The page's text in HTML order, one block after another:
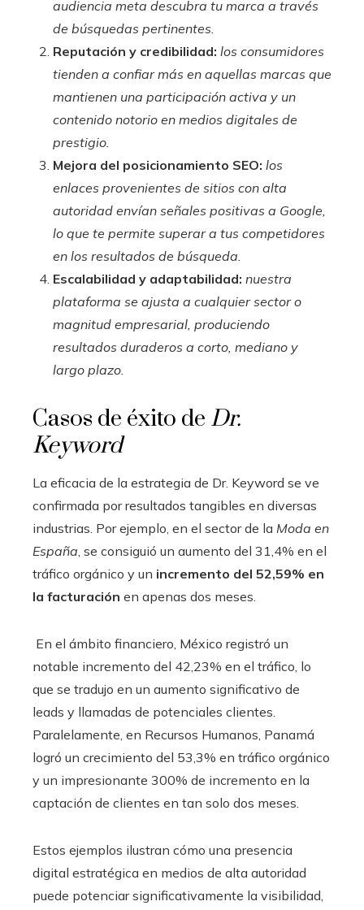
audiencia meta descubra tu marca a través
de búsquedas pertinentes.
Reputación y credibilidad: los consumidores
tienden a confiar más en aquellas marcas que
mantienen una participación activa y un
contenido notorio en medios digitales de
prestigio.
Mejora del posicionamiento SEO: los
enlaces provenientes de sitios con alta
autoridad envían señales positivas a Google,
lo que te permite superar a tus competidores
en los resultados de búsqueda.
Escalabilidad y adaptabilidad: nuestra
plataforma se ajusta a cualquier sector o
magnitud empresarial, produciendo
resultados duraderos a corto, mediano y
largo plazo.
Casos de éxito de Dr.
Keyword
La eficacia de la estrategia de Dr. Keyword se ve
confirmada por resultados tangibles en diversas
industrias. Por ejemplo, en el sector de la Moda en
España , se consiguió un aumento del 31,4% en el
tráfico orgánico y un incremento del 52,59% en
la facturación en apenas dos meses.
En el ámbito financiero, México registró un
notable incremento del 42,23% en el tráfico, lo
que se tradujo en un aumento significativo de
leads y llamadas de potenciales clientes.
Paralelamente, en Recursos Humanos, Panamá
logró un crecimiento del 53,3% en tráfico orgánico
y un impresionante 300% de incremento en la
captación de clientes en tan solo dos meses.
Estos ejemplos ilustran cómo una presencia
digital estratégica en medios de alta autoridad
puede potenciar significativamente la visibilidad,